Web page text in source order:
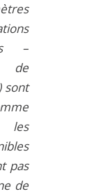
–
de
sont
les
pas
de